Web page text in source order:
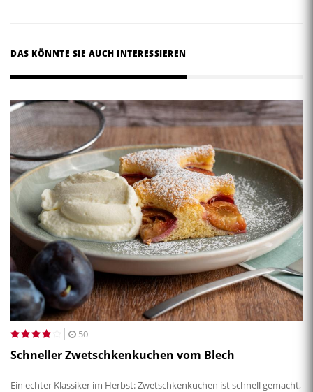
DAS KÖNNTE SIE AUCH INTERESSIEREN
50
Schneller Zwetschkenkuchen vom Blech
Ein echter Klassiker im Herbst: Zwetschkenkuchen ist schnell gemacht,